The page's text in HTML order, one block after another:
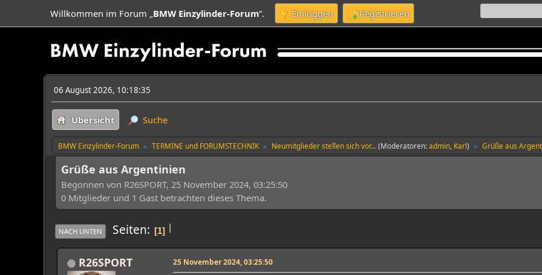
Willkommen im Forum „BMW Einzylinder-Forum“. Einloggen Registrieren
06 August 2026, 10:18:35
Übersicht Suche
BMW Einzylinder-Forum ► TERMINE und FORUMSTECHNIK ► Neumitglieder stellen sich vor...(Moderatoren:admin, Karl) ► Grüße aus
Grüße aus Argentinien
Begonnen von R26SPORT, 25 November 2024, 03:25:50
0 Mitglieder und 1 Gast betrachten dieses Thema.
|
NACH UNTEN Seiten 1
R26SPORT 25 November 2024, 03:25:50